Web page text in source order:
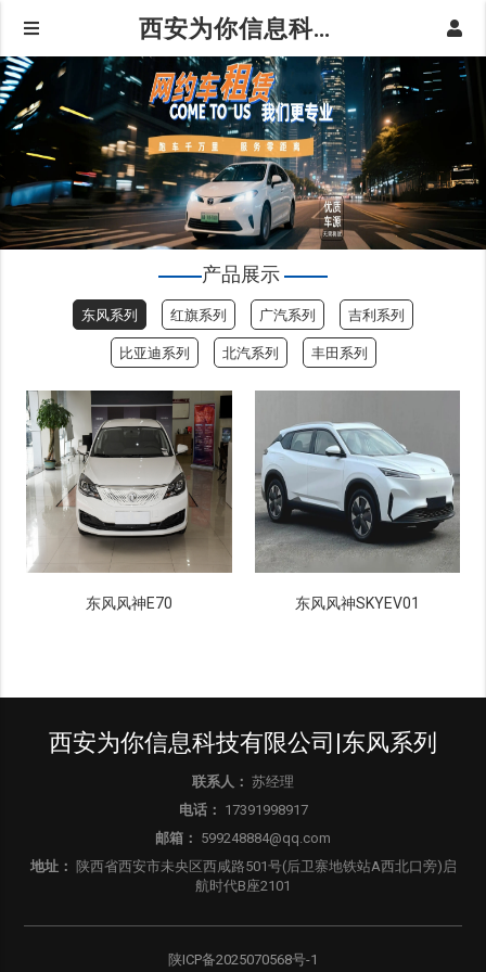
西安为你信息科技有限公司|东风系列
产品展示
东风系列 红旗系列 广汽系列 吉利系列
比亚迪系列 北汽系列 丰田系列
东风风神E70 东风风神SKYEV01
西安为你信息科技有限公司|东风系列
联系人： 苏经理
电话： 17391998917
邮箱： 599248884@qq.com
地址： 陕西省西安市未央区西咸路501号(后卫寨地铁站A西北口旁)启
航时代B座2101
陕ICP备2025070568号-1